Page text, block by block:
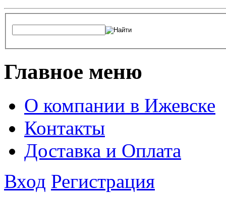
Главное меню
О компании в Ижевске
Контакты
Доставка и Оплата
Вход Регистрация